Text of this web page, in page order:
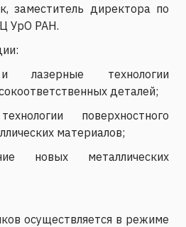
заместитель директора по
УрО РАН.
лазерные технологии
деталей;
поверхностного
материалов;
новых металлических
осуществляется в режиме